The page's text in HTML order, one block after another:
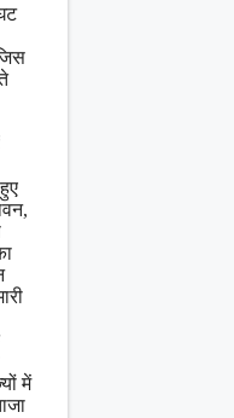
में